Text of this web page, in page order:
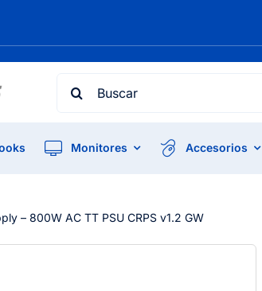
Search
Monitores Accesorios
– 800W AC TT PSU CRPS v1.2 GW